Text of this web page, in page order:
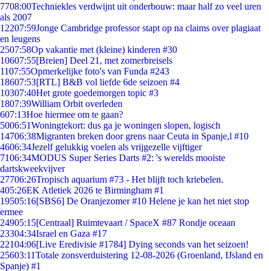
7708:00Techniekles verdwijnt uit onderbouw: maar half zo veel uren
als 2007
12207:59Jonge Cambridge professor stapt op na claims over plagiaat
en leugens
2507:58Op vakantie met (kleine) kinderen #30
10607:55[Breien] Deel 21, met zomerbreisels
1107:55Opmerkelijke foto's van Funda #243
18607:53[RTL] B&B vol liefde 6de seizoen #4
10307:40Het grote goedemorgen topic #3
1807:39William Orbit overleden
607:13Hoe hiermee om te gaan?
5006:51Woningtekort: dus ga je woningen slopen, logisch
14706:38Migranten breken door grens naar Ceuta in Spanje,l #10
4606:34Jezelf gelukkig voelen als vrijgezelle vijftiger
7106:34MODUS Super Series Darts #2: 's werelds mooiste
dartskweekvijver
27706:26Tropisch aquarium #73 - Het blijft toch kriebelen.
405:26EK Atletiek 2026 te Birmingham #1
19505:16[SBS6] De Oranjezomer #10 Helene je kan het niet stop
ermee
24905:15[Centraal] Ruimtevaart / SpaceX #87 Rondje oceaan
23304:34Israel en Gaza #17
22104:06[Live Eredivisie #1784] Dying seconds van het seizoen!
25603:11Totale zonsverduistering 12-08-2026 (Groenland, IJsland en
Spanje) #1